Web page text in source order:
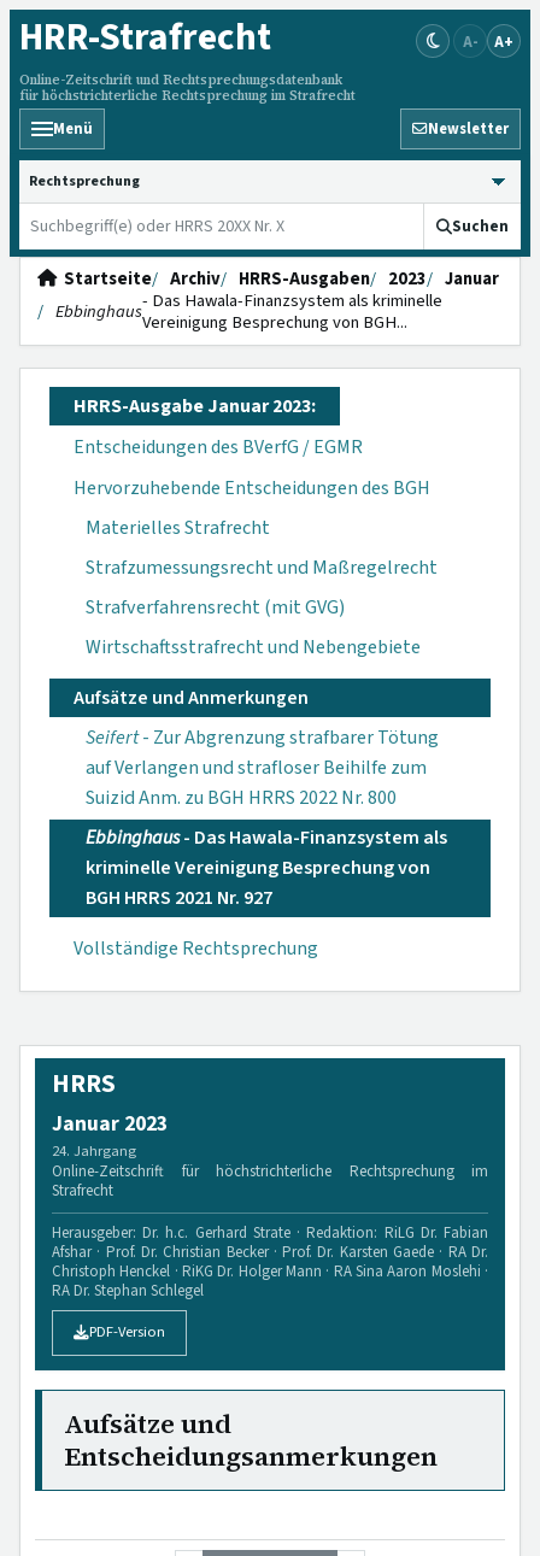
HRR-Strafrecht
Online-Zeitschrift und Rechtsprechungsdatenbank
für höchstrichterliche Rechtsprechung im Strafrecht
A- A+
Menü Newsletter
HRRS durchsuchen
Suchen
Startseite Archiv HRRS-Ausgaben 2023
Januar
Ebbinghaus- Das Hawala-Finanzsystem als kriminelle
Vereinigung Besprechung von BGH...
HRRS-Ausgabe Januar 2023:
Entscheidungen des BVerfG / EGMR
Hervorzuhebende Entscheidungen des BGH
Materielles Strafrecht
Strafzumessungsrecht und Maßregelrecht
Strafverfahrensrecht (mit GVG)
Wirtschaftsstrafrecht und Nebengebiete
Aufsätze und Anmerkungen
Seifert- Zur Abgrenzung strafbarer Tötung
auf Verlangen und strafloser Beihilfe zum
Suizid Anm. zu BGH HRRS 2022 Nr. 800
Ebbinghaus- Das Hawala-Finanzsystem als
kriminelle Vereinigung Besprechung von
BGH HRRS 2021 Nr. 927
Vollständige Rechtsprechung
HRRS
Januar 2023
24. Jahrgang
Online-Zeitschrift für höchstrichterliche Rechtsprechung im
Strafrecht
Herausgeber: Dr. h.c. Gerhard Strate · Redaktion: RiLG Dr. Fabian
Afshar · Prof. Dr. Christian Becker · Prof. Dr. Karsten Gaede · RA Dr.
Christoph Henckel · RiKG Dr. Holger Mann · RA Sina Aaron Moslehi ·
RA Dr. Stephan Schlegel
PDF-Version
Aufsätze und
Entscheidungsanmerkungen